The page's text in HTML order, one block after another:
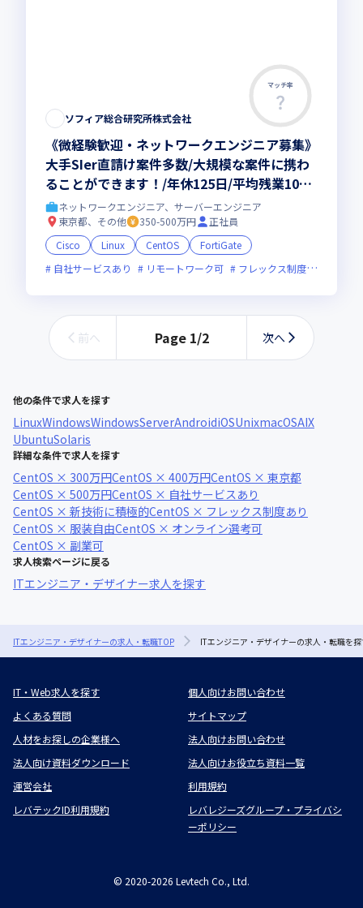
マッチ率
ソフィア総合研究所株式会社
《微経験歓迎・ネットワークエンジニア募集》
大手SIer直請け案件多数/大規模な案件に携わ
ることができます！/年休125日/平均残業10ｈ
ほどの働きやすい環境です！
ネットワークエンジニア、サーバーエンジニア
東京都、その他
350-500万円
正社員
Cisco
Linux CentOS
FortiGate
自社サービスあり
リモートワーク可 フレックス制度あり
前へ Page 1/2 次へ
他の条件で求人を探す
LinuxWindowsWindowsServerAndroidiOSUnixmacOSAIX
UbuntuSolaris
詳細な条件で求人を探す
CentOS × 300万円CentOS × 400万円CentOS × 東京都
CentOS × 500万円CentOS × 自社サービスあり
CentOS × 新技術に積極的CentOS × フレックス制度あり
CentOS × 服装自由CentOS × オンライン選考可
CentOS × 副業可
求人検索ページに戻る
ITエンジニア・デザイナー求人を探す
ITエンジニア・デザイナーの求人・転職TOP ITエンジニア・デザイナーの求人・転職を
IT・Web求人を探す
個人向けお問い合わせ
よくある質問
サイトマップ
人材をお探しの企業様へ
法人向けお問い合わせ
法人向け資料ダウンロード
法人向けお役立ち資料一覧
運営会社
利用規約
レバテックID利用規約
レバレジーズグループ・プライバシ
ーポリシー
© 2020-2026 Levtech Co., Ltd.